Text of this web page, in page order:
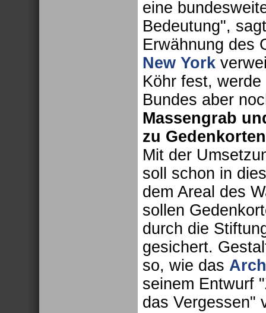
eine
Bedeutung",
Erwähnung des
New York
Köhr fest,
Bundes aber
Massengrab
zu Gedenkorten
Mit der
soll schon in
dem Areal des
sollen
durch die
gesichert.
so, wie das
seinem Entwurf
das Vergessen"